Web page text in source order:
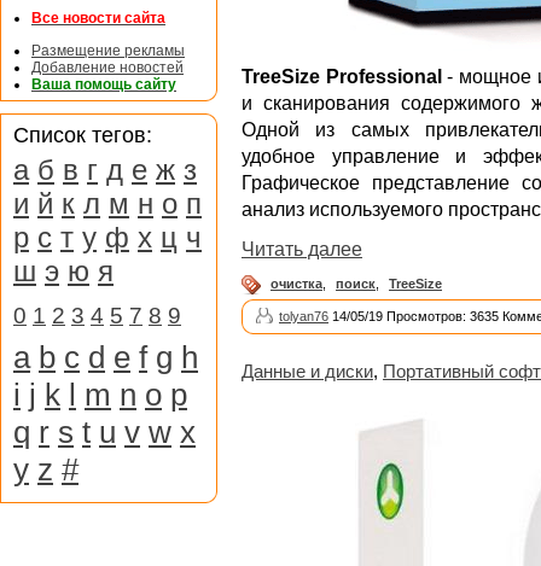
TreeSize Professional - мощное
и сканирования содержимого
Одной из самых
удобное управление и
Графическое представление
анализ используемого
Читать далее
очистка поиск TreeSize
tolyan76 14/05/19 Просмотров: 3635
Данные и диски, Портативный софт
Все новости сайта
Размещение рекламы
Добавление новостей
Ваша помощь сайту
Список тегов:
а б в г д е ж з
и й к л м н о п
р с т у ф х ц ч
ш э ю я
0 1 2 3 4 5 7 8 9
a b c d e f g h
i j k l m n o p
q r s t u v w x
y z #